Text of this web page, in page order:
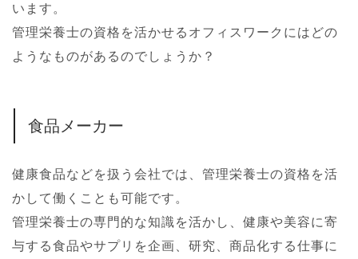
います。
管理栄養士の資格を活かせるオフィスワークにはどの
ようなものがあるのでしょうか？
食品メーカー
健康食品などを扱う会社では、管理栄養士の資格を活
かして働くことも可能です。
管理栄養士の専門的な知識を活かし、健康や美容に寄
与する食品やサプリを企画、研究、商品化する仕事に